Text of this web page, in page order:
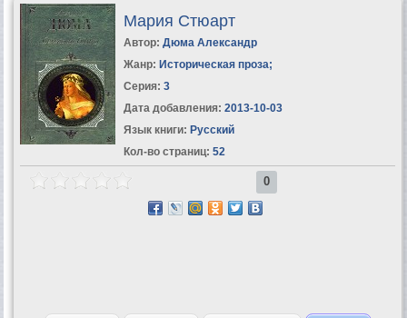
Мария Стюарт
Автор: Дюма Александр
Жанр: Историческая проза;
Серия: 3
Дата добавления: 2013-10-03
Язык книги: Русский
Кол-во страниц: 52
0